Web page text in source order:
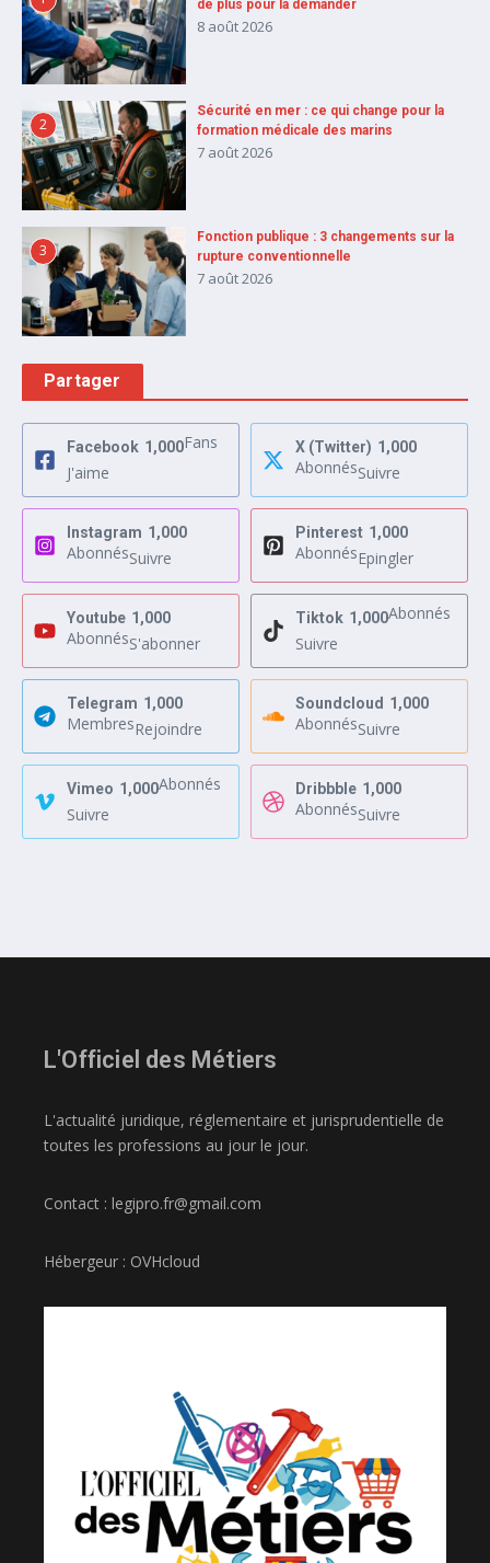
de plus pour la demander
8 août 2026
2
Sécurité en mer : ce qui change pour la
formation médicale des marins
7 août 2026
3
Fonction publique : 3 changements sur la
rupture conventionnelle
7 août 2026
Partager
Facebook 1,000Fans
J'aime
X (Twitter) 1,000
AbonnésSuivre
Instagram 1,000
AbonnésSuivre
Pinterest 1,000
AbonnésEpingler
Youtube 1,000
AbonnésS'abonner
Tiktok 1,000Abonnés
Suivre
Telegram 1,000
MembresRejoindre
Soundcloud 1,000
AbonnésSuivre
Vimeo 1,000Abonnés
Suivre
Dribbble 1,000
AbonnésSuivre
L'Officiel des Métiers
L'actualité juridique, réglementaire et jurisprudentielle de
toutes les professions au jour le jour.
Contact : legipro.fr@gmail.com
Hébergeur : OVHcloud